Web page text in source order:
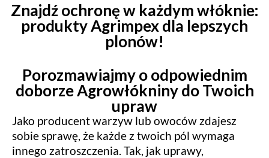
Znajdź ochronę w każdym włóknie:
produkty Agrimpex dla lepszych
plonów!
Porozmawiajmy o odpowiednim
doborze Agrowłókniny do Twoich
upraw
Jako producent warzyw lub owoców zdajesz
sobie sprawę, że każde z twoich pól wymaga
innego zatroszczenia. Tak, jak uprawy,